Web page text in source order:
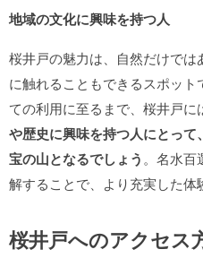
地域の文化に興味を持つ人
桜井戸の魅力は、自然だけで
に触れることもできるスポッ
ての利用に至るまで、桜井戸に
や歴史に興味を持つ人にとっ
宝の山となるでしょう 。名水百
解することで、より充実した体
桜井戸へのアクセス